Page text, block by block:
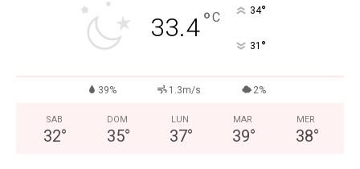
33.4°C 34°
31 °
39% 1.3m/s 2%
SAB
32°
DOM
35°
LUN
37°
MAR
39°
MER
38°